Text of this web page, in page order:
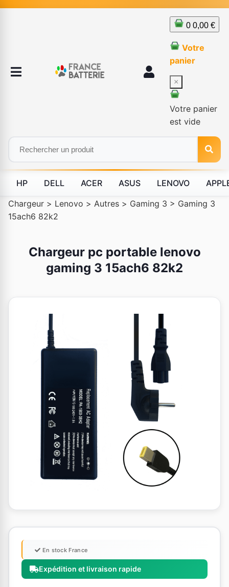
0 0,00 €
Votre
panier
×
Votre panier
est vide
HP DELL ACER ASUS LENOVO
Chargeur > Lenovo > Autres > Gaming 3 > Gaming 3
15ach6 82k2
Chargeur pc portable lenovo
gaming 3 15ach6 82k2
Expédition et livraison rapide
En stock France